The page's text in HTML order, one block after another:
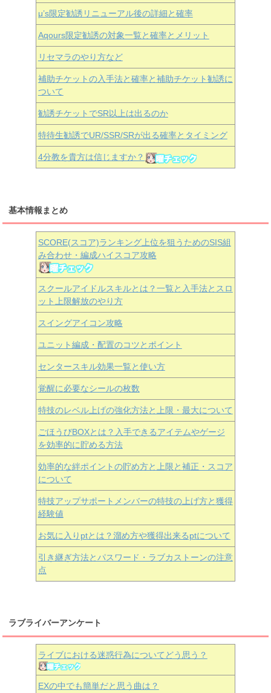
μ’s限定勧誘リニューアル後の詳細と確率
Aqours限定勧誘の対象一覧と確率とメリット
リセマラのやり方など
補助チケットの入手法と確率と補助チケット勧誘に
ついて
勧誘チケットでSR以上は出るのか
特待生勧誘でUR/SSR/SRが出る確率とタイミング
4分教を貴方は信じますか？
基本情報まとめ
SCORE(スコア)ランキング上位を狙うためのSIS組
み合わせ・編成ハイスコア攻略
スクールアイドルスキルとは？一覧と入手法とスロ
ット上限解放のやり方
スイングアイコン攻略
ユニット編成・配置のコツとポイント
センタースキル効果一覧と使い方
覚醒に必要なシールの枚数
特技のレベル上げの強化方法と上限・最大について
ごほうびBOXとは？入手できるアイテムやゲージ
を効率的に貯める方法
効率的な絆ポイントの貯め方と上限と補正・スコア
について
特技アップサポートメンバーの特技の上げ方と獲得
経験値
お気に入りptとは？溜め方や獲得出来るptについて
引き継ぎ方法とパスワード・ラブカストーンの注意
点
ラブライバーアンケート
ライブにおける迷惑行為についてどう思う？
EXの中でも簡単だと思う曲は？